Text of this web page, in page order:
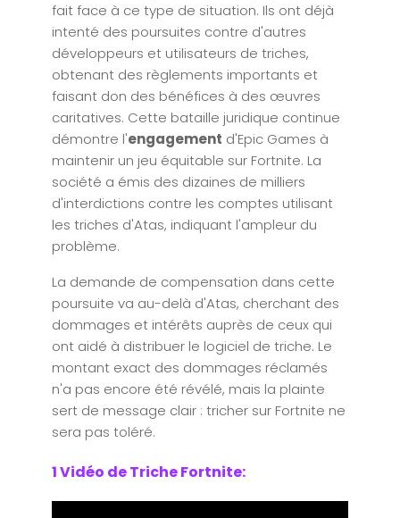
fait face à ce type de situation. Ils ont déjà
intenté des poursuites contre d'autres
développeurs et utilisateurs de triches,
obtenant des règlements importants et
faisant don des bénéfices à des œuvres
caritatives. Cette bataille juridique continue
démontre l'engagement d'Epic Games à
maintenir un jeu équitable sur Fortnite. La
société a émis des dizaines de milliers
d'interdictions contre les comptes utilisant
les triches d'Atas, indiquant l'ampleur du
problème.
La demande de compensation dans cette
poursuite va au-delà d'Atas, cherchant des
dommages et intérêts auprès de ceux qui
ont aidé à distribuer le logiciel de triche. Le
montant exact des dommages réclamés
n'a pas encore été révélé, mais la plainte
sert de message clair : tricher sur Fortnite ne
sera pas toléré.
1 Vidéo de Triche Fortnite: